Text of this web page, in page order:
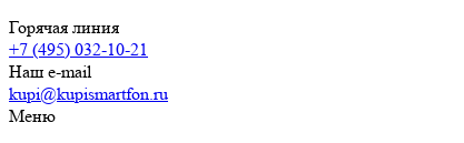
Горячая линия
+7 (495) 032-10-21
Наш e-mail
kupi@kupismartfon.ru
Меню